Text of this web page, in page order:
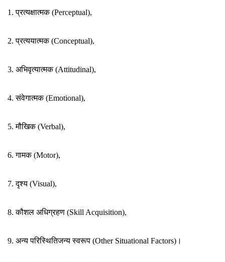
1. प्रत्यक्षात्मक (Perceptual),
2. प्रत्ययात्मक (Conceptual),
3. अभिवृत्यात्मक (Attitudinal),
4. संवेगात्मक (Emotional),
5. मौखिक (Verbal),
6. गामक (Motor),
7. दृश्य (Visual),
8. कौशल अधिग्रहण (Skill Acquisition),
9. अन्य परिस्थितिजन्य स्वरूप (Other Situational Factors)।